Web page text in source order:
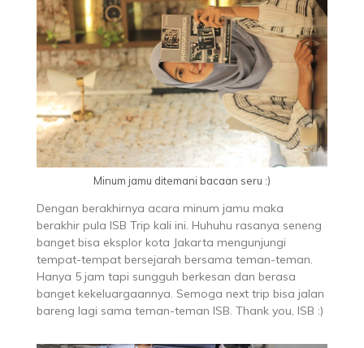
Minum jamu ditemani bacaan seru :)
Dengan berakhirnya acara minum jamu maka
berakhir pula ISB Trip kali ini. Huhuhu rasanya seneng
banget bisa eksplor kota Jakarta mengunjungi
tempat-tempat bersejarah bersama teman-teman.
Hanya 5 jam tapi sungguh berkesan dan berasa
banget kekeluargaannya. Semoga next trip bisa jalan
bareng lagi sama teman-teman ISB. Thank you, ISB :)